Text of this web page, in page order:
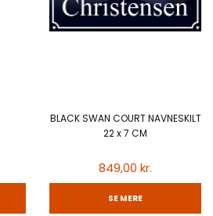
BLACK SWAN COURT NAVNESKILT
22 x 7 CM
849,00 kr.
SE MERE